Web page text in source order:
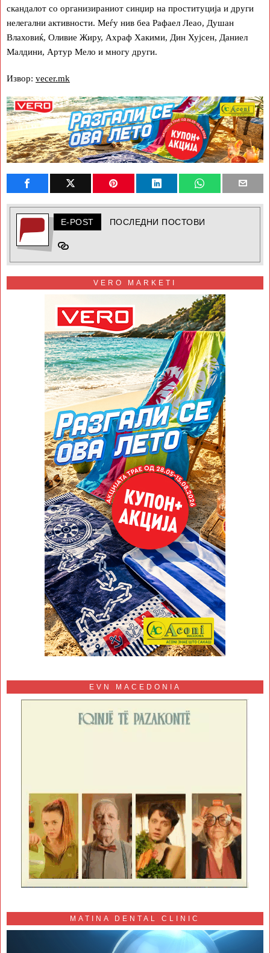
скандалот со организираниот синџир на проституција и други
нелегални активности. Меѓу нив беа Рафаел Леао, Душан
Влаховиќ, Оливие Жиру, Ахраф Хакими, Дин Хујсен, Даниел
Малдини, Артур Мело и многу други.
Извор: vecer.mk
E-POST ПОСЛЕДНИ ПОСТОВИ
VERO MARKETI
EVN MACEDONIA
MATINA DENTAL CLINIC